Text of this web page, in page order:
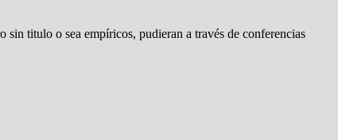
sin titulo o sea empíricos, pudieran a través de conferencias